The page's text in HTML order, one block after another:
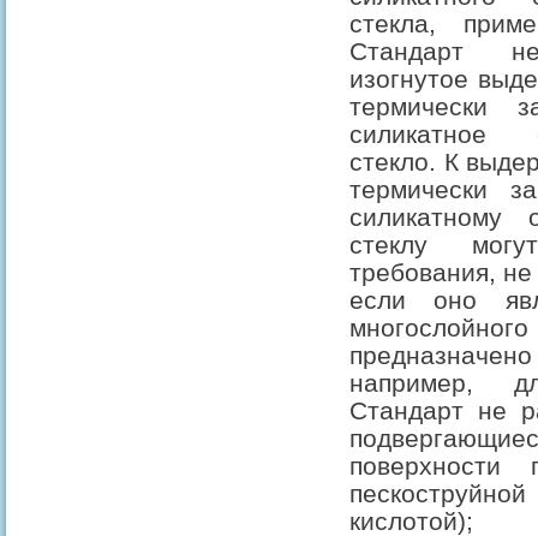
стекла,
Стандарт
изогнутое
термически
силикатное
стекло. К
термически
силикатному
стеклу
требования,
если оно
например,
Стандарт не
поверхности
кислотой);